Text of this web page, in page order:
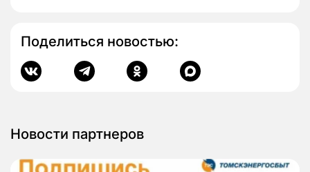
Поделиться новостью:
Новости партнеров